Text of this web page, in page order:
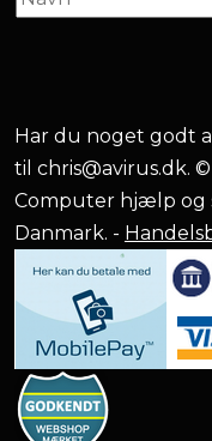
Har du noget godt
til chris@avirus.dk.
Computer hjælp og
Danmark. -